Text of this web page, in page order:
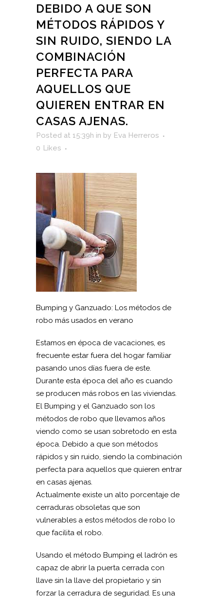
DEBIDO A QUE SON
MÉTODOS RÁPIDOS Y
SIN RUIDO, SIENDO LA
COMBINACIÓN
PERFECTA PARA
AQUELLOS QUE
QUIEREN ENTRAR EN
CASAS AJENAS.
Posted at 15:39h in by Eva Herreros
0 Likes
Bumping y Ganzuado: Los métodos de
robo más usados en verano
Estamos en época de vacaciones, es
frecuente estar fuera del hogar familiar
pasando unos días fuera de este.
Durante esta época del año es cuando
se producen más robos en las viviendas.
El Bumping y el Ganzuado son los
métodos de robo que llevamos años
viendo como se usan sobretodo en esta
época. Debido a que son métodos
rápidos y sin ruido, siendo la combinación
perfecta para aquellos que quieren entrar
en casas ajenas.
Actualmente existe un alto porcentaje de
cerraduras obsoletas que son
vulnerables a estos métodos de robo lo
que facilita el robo.
Usando el método Bumping el ladrón es
capaz de abrir la puerta cerrada con
llave sin la llave del propietario y sin
forzar la cerradura de seguridad. Es una